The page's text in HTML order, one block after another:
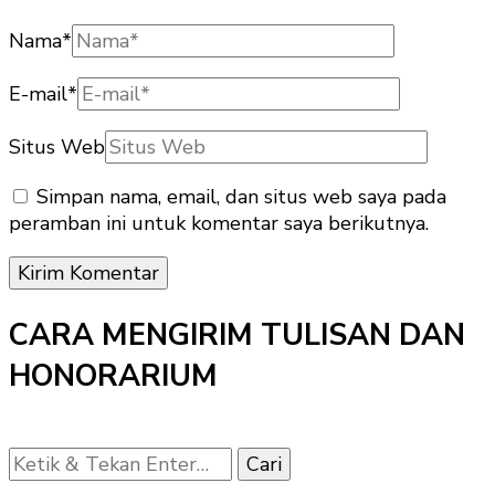
Nama*
E-mail*
Situs Web
Simpan nama, email, dan situs web saya pada
peramban ini untuk komentar saya berikutnya.
CARA MENGIRIM TULISAN DAN
HONORARIUM
Mencari
Sesuatu?